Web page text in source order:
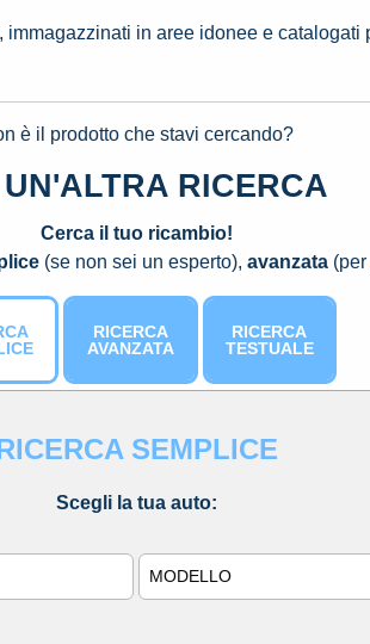
in aree idonee e
è il prodotto che stavi cercando?
RICERCA
Cerca il tuo ricambio!
(se non sei un esperto), avanzata
RICERCA
AVANZATA
RICERCA
TESTUALE
SEMPLICE
Scegli la tua auto:
Modello